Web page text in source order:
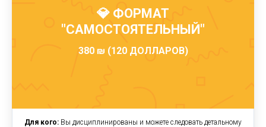
💎 ФОРМАТ
"САМОСТОЯТЕЛЬНЫЙ"
380 ₪ (120 ДОЛЛАРОВ)
Для кого: Вы дисциплинированы и можете следовать детальному